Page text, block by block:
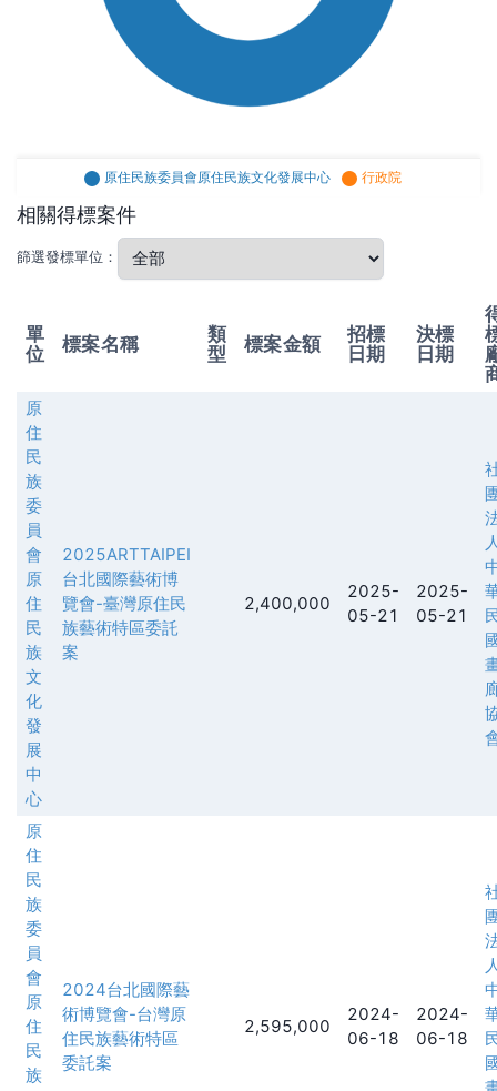
原住民族委員會原住民族文化發展中心 行政院
相關得標案件
篩選發標單位：
單
位
標案名稱
類
型
標案金額
招標
日期
決標
日期
原
住
民
族
委
員
會
原
住
民
族
文
化
發
展
中
心
2025ARTTAIPEI
台北國際藝術博
覽會-臺灣原住民
族藝術特區委託
案
2,400,000
2025-
05-21
2025-
05-21
原
住
民
族
委
員
會
原
住
民
族
2024台北國際藝
術博覽會-台灣原
住民族藝術特區
委託案
2,595,000
2024-
06-18
2024-
06-18